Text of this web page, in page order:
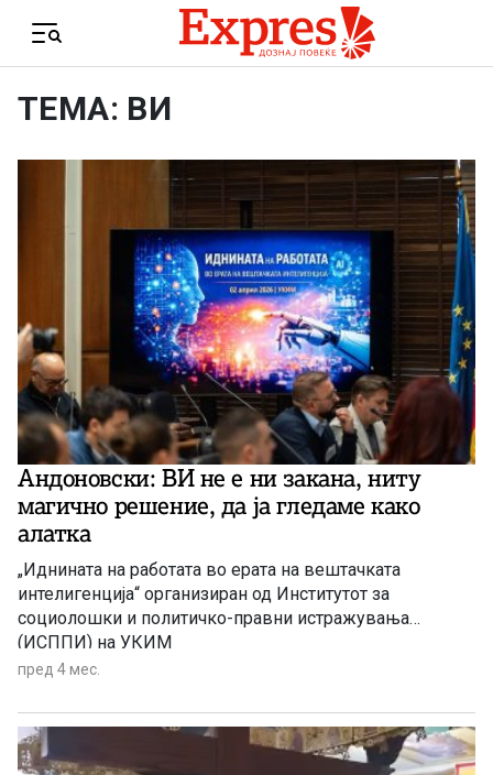
Menu
ТЕМА: ВИ
Андоновски: ВИ не е ни закана, ниту
магично решение, да ја гледаме како
алатка
„Иднината на работата во ерата на вештачката
интелигенција“ организиран од Институтот за
социолошки и политичко-правни истражувања
(ИСППИ) на УКИМ
пред 4 мес.